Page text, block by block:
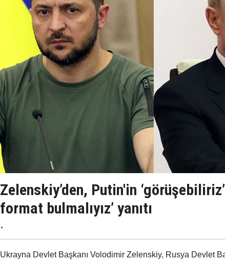
Zelenskiy’den, Putin'in
format bulmalıyız’ yanıtı
.
Ukrayna Devlet Başkanı Volodimir Zelenskiy, Rusya Devlet